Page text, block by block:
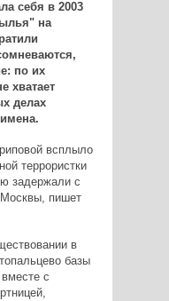
себя в 2003
на
по их
хватает
делах
всплыло
террористки
задержали с
Москвы, пишет
в
базы
с